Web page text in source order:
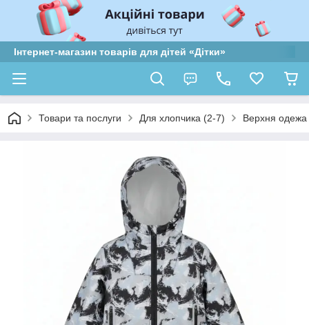
Інтернет-магазин товарів для дітей «Дітки»
Товари та послуги Для хлопчика (2-7) Верхня одежа